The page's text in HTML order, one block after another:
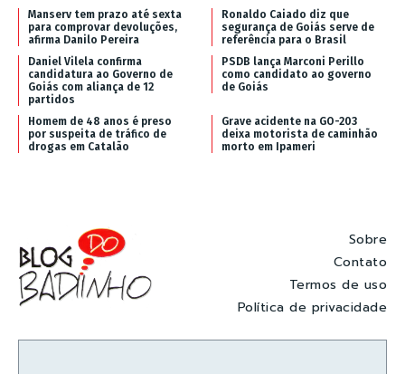
Manserv tem prazo até sexta
para comprovar devoluções,
afirma Danilo Pereira
Ronaldo Caiado diz que
segurança de Goiás serve de
referência para o Brasil
Daniel Vilela confirma
candidatura ao Governo de
Goiás com aliança de 12
partidos
PSDB lança Marconi Perillo
como candidato ao governo
de Goiás
Homem de 48 anos é preso
por suspeita de tráfico de
drogas em Catalão
Grave acidente na GO-203
deixa motorista de caminhão
morto em Ipameri
Sobre
Contato
Termos de uso
Política de privacidade